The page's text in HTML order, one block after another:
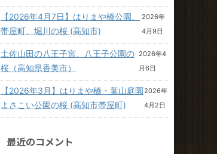
【2026年4月7日】はりまや橋公園、
帯屋町、堀川の桜 (高知市)
2026年
4月9日
土佐山田の八王子宮、八王子公園の
桜（高知県香美市）
2026年4
月6日
【2026年3月】はりまや橋・葉山庭園
よさこい公園の桜 (高知市帯屋町)
2026年
4月2日
最近のコメント